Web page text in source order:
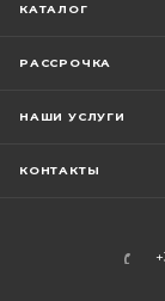
КАТАЛОГ
РАССРОЧКА
НАШИ УСЛУГИ
КОНТАКТЫ